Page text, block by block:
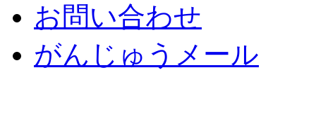
お問い合わせ
がんじゅうメール